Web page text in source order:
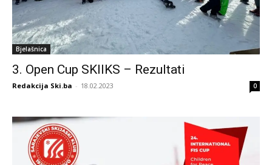
Bjelašnica
3. Open Cup SKIIKS – Rezultati
Redakcija Ski.ba - 18.02.2023 0